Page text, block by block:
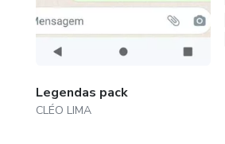
.
Legendas pack
CLÉO LIMA